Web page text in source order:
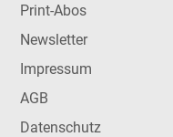
Print-Abos
Newsletter
Impressum
AGB
Datenschutz